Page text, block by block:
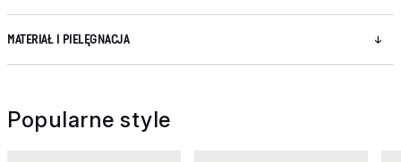
MATERIAŁ I PIELĘGNACJA
Popularne style